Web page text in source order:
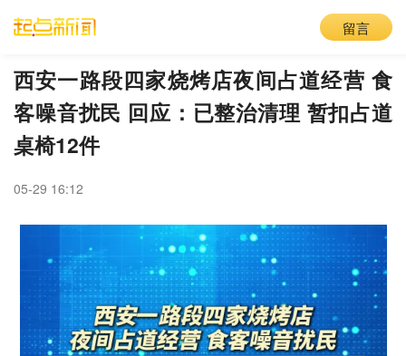
留言
西安一路段四家烧烤店夜间占道经营 食
客噪音扰民 回应：已整治清理 暂扣占道
桌椅12件
05-29 16:12